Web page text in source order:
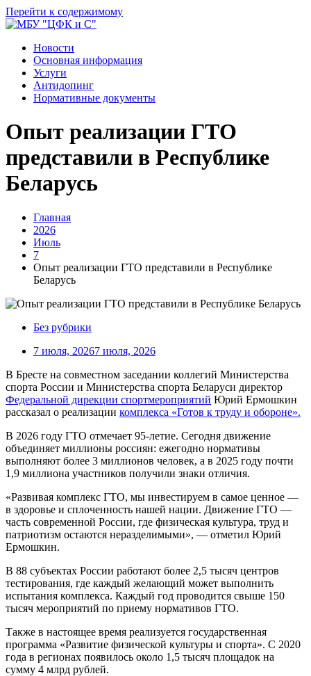
Перейти к содержимому
Новости
Основная информация
Услуги
Антидопинг
Нормативные документы
Опыт реализации ГТО
представили в Республике
Беларусь
Главная
2026
Июль
7
Опыт реализации ГТО представили в Республике
Беларусь
Без рубрики
7 июля, 20267 июля, 2026
В Бресте на совместном заседании коллегий Министерства
спорта России и Министерства спорта Беларуси директор
Федеральной дирекции спортмероприятий Юрий Ермошкин
рассказал о реализации комплекса «Готов к труду и обороне».
В 2026 году ГТО отмечает 95-летие. Сегодня движение
объединяет миллионы россиян: ежегодно нормативы
выполняют более 3 миллионов человек, а в 2025 году почти
1,9 миллиона участников получили знаки отличия.
«Развивая комплекс ГТО, мы инвестируем в самое ценное —
в здоровье и сплоченность нашей нации. Движение ГТО —
часть современной России, где физическая культура, труд и
патриотизм остаются неразделимыми», — отметил Юрий
Ермошкин.
В 88 субъектах России работают более 2,5 тысяч центров
тестирования, где каждый желающий может выполнить
испытания комплекса. Каждый год проводится свыше 150
тысяч мероприятий по приему нормативов ГТО.
Также в настоящее время реализуется государственная
программа «Развитие физической культуры и спорта». С 2020
года в регионах появилось около 1,5 тысяч площадок на
сумму 4 млрд рублей.